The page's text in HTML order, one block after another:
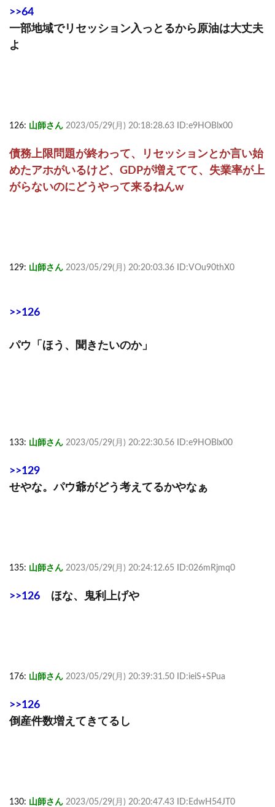
>>64
一部地域でリセッション入っとるから原油は大丈夫
よ
126: 山師さん 2023/05/29(月) 20:18:28.63 ID:e9HOBlx00
債務上限問題が終わって、リセッションとか言い始
めたアホがいるけど、GDPが増えてて、失業率が上
がらないのにどうやって来るねんw
129: 山師さん 2023/05/29(月) 20:20:03.36 ID:VOu90thX0
>>126
パウ「ほう、聞きたいのか」
133: 山師さん 2023/05/29(月) 20:22:30.56 ID:e9HOBlx00
>>129
せやな。パウ爺がどう考えてるかやなぁ
135: 山師さん 2023/05/29(月) 20:24:12.65 ID:026mRjmq0
>>126 ほな、鬼利上げや
176: 山師さん 2023/05/29(月) 20:39:31.50 ID:ieiS+SPua
>>126
倒産件数増えてきてるし
130: 山師さん 2023/05/29(月) 20:20:47.43 ID:EdwH54JT0